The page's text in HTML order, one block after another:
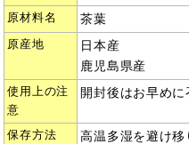
原材料名 茶葉
原産地
日本産
鹿児島県産
使用上の注
意
開封後はお早めに
保存方法 高温多湿を避け移